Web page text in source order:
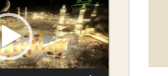
Player